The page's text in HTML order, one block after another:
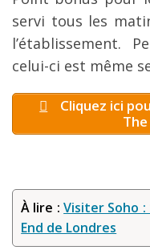
servi tous les
l’établissement.
celui-ci est même
Cliquez ici
À lire :Visiter Soho
End de Londres